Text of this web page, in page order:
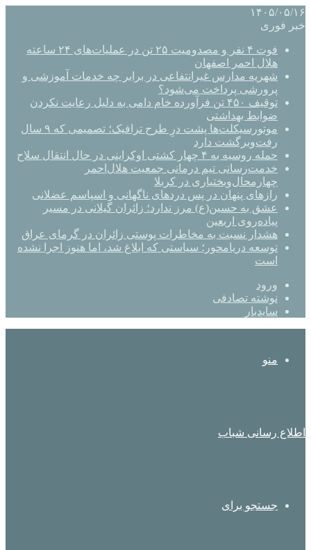
۱۴۰۵/۰۵/۱۶
خبر فوری
فوت ۴ نفر و مصدومیت ۲۵ تن در عملیات‌های ۲۴ ساعته
هلال احمر اصفهان
شهریه مدارس غیرانتفاعی در برابر چه خدمات آموزشی و
پرورشی پرداخت می‌شود؟
توقیف ۴۵۰ تن فرآورده خام دامی به دلیل رعایت نکردن
ضوابط بهداشتی
موتورسیکلت‌ها پشت درِ طرح ترافیک؛ تصمیمی که ۹ سال
رفت‌وبرگشت دارد
حمله روسیه به ۴ چهار کشتی اوکراینی در حال انتقال سلاح
خدمت‌رسانی تیم درمانی جمعیت هلال‌احمر
چهارمحال‌وبختیاری در کربلا
رازهای پنهان در پس دردهای ناگهانی و اسپاسم عضلانی
عشق به حسین(ع) مرز ندارد؛ زائران گیلانی در مسیر
پیاده‌روی اربعین
هشدار نسبت به مخاطرات پوستی زائران در گرمای عراق
توسعه دریامحور؛ سیاستی که ابلاغ شد، اما هنوز اجرا نشده
است
ورود
نوشته تصادفی
سایدبار
منو
اطلاع رسانی شباب
جستجو برای